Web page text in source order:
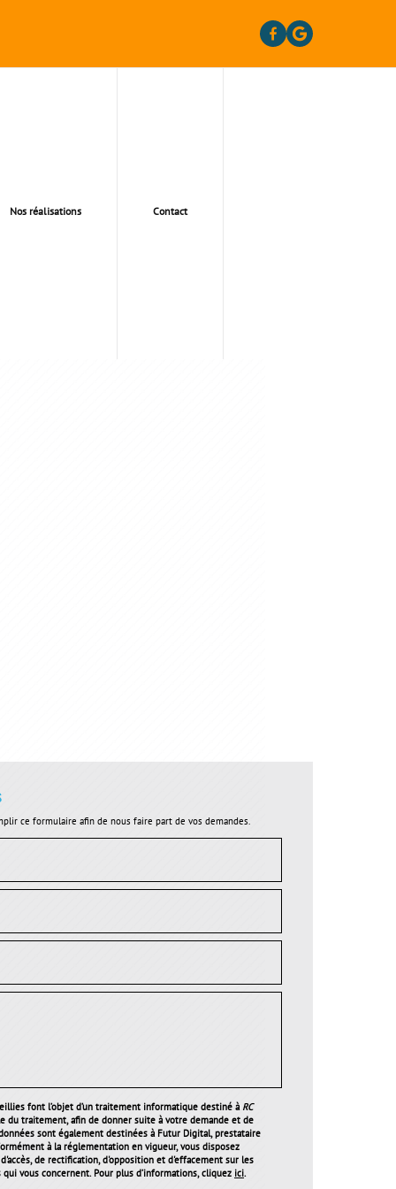
Nos réalisations Contact
ce formulaire afin de nous faire part de vos demandes.
font l’objet d’un traitement informatique destiné àRC
du traitement, afin de donner suite à votre demande et de
sont également destinées à Futur Digital, prestataire
à la réglementation en vigueur, vous disposez
de rectification, d'opposition et d'effacement sur les
vous concernent. Pour plus d’informations, cliquez ici.